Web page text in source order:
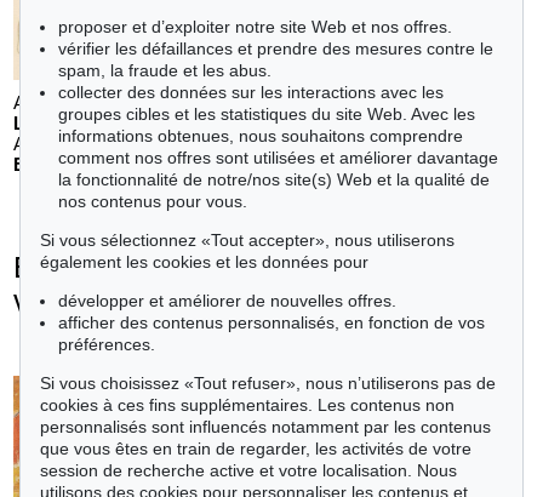
Auction 610 - Lot 126000483
LYONEL FEININGER
Alte Seebären, 1919
Estimation:€ 2,500
Auction 610 - Lot 426000372
HERMANN MAX PECHSTEIN
Reisebilder, 1919
Estimation:€ 1,600
Ernst Ludwig Kirchner - Objets
vendus
toutes les offres
proposer et d’exploiter notre site Web et nos offres.
vérifier les défaillances et prendre des mesures contre le
spam, la fraude et les abus.
collecter des données sur les interactions avec les
groupes cibles et les statistiques du site Web. Avec les
informations obtenues, nous souhaitons comprendre
comment nos offres sont utilisées et améliorer davantage
la fonctionnalité de notre/nos site(s) Web et la qualité de
nos contenus pour vous.
Si vous sélectionnez «Tout accepter», nous utiliserons
également les cookies et les données pour
développer et améliorer de nouvelles offres.
afficher des contenus personnalisés, en fonction de vos
préférences.
Si vous choisissez «Tout refuser», nous n’utiliserons pas de
cookies à ces fins supplémentaires. Les contenus non
personnalisés sont influencés notamment par les contenus
que vous êtes en train de regarder, les activités de votre
session de recherche active et votre localisation. Nous
utilisons des cookies pour personnaliser les contenus et